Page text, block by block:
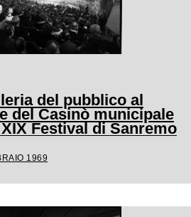
del pubblico al
del Casinò municipale
Festival di Sanremo
1969